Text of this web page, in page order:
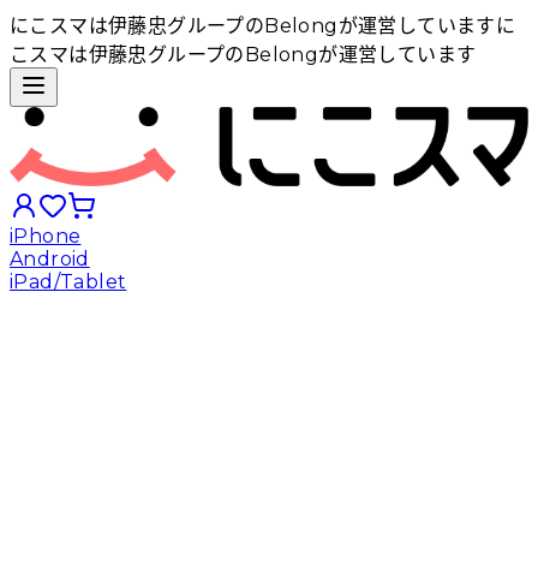
にこスマは伊藤忠グループのBelongが運営しています に
こスマは伊藤忠グループのBelongが運営しています
iPhone
Android
iPad/Tablet